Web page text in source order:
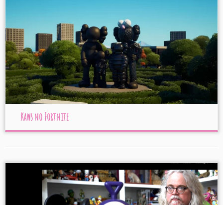
Kaws no Fortnite